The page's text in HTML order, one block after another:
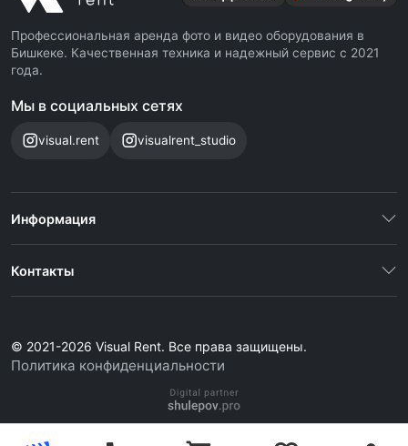
Профессиональная аренда фото и видео оборудования в
Бишкеке. Качественная техника и надежный сервис с 2021
года.
Мы в социальных сетях
visual.rent visualrent_studio
Информация
Контакты
© 2021-2026 Visual Rent. Все права защищены.
Политика конфиденциальности